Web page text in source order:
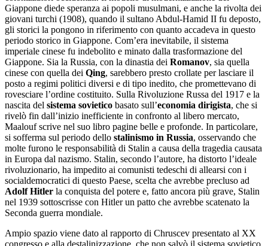
Giappone diede speranza ai popoli musulmani, e anche la rivolta dei
giovani turchi (1908), quando il sultano Abdul-Hamid II fu deposto,
gli storici la pongono in riferimento con quanto accadeva in questo
periodo storico in Giappone. Com’era inevitabile, il sistema
imperiale cinese fu indebolito e minato dalla trasformazione del
Giappone. Sia la Russia, con la dinastia dei Romanov, sia quella
cinese con quella dei Qing, sarebbero presto crollate per lasciare il
posto a regimi politici diversi e di tipo inedito, che promettevano di
rovesciare l’ordine costituito. Sulla Rivoluzione Russa del 1917 e la
nascita del sistema sovietico basato sull’economia dirigista, che si
rivelò fin dall’inizio inefficiente in confronto al libero mercato,
Maalouf scrive nel suo libro pagine belle e profonde. In particolare,
si sofferma sul periodo dello stalinismo in Russia, osservando che
molte furono le responsabilità di Stalin a causa della tragedia causata
in Europa dal nazismo. Stalin, secondo l’autore, ha distorto l’ideale
rivoluzionario, ha impedito ai comunisti tedeschi di allearsi con i
socialdemocratici di questo Paese, scelta che avrebbe precluso ad
Adolf Hitler la conquista del potere e, fatto ancora più grave, Stalin
nel 1939 sottoscrisse con Hitler un patto che avrebbe scatenato la
Seconda guerra mondiale.
Ampio spazio viene dato al rapporto di Chruscev presentato al XX
congresso e alla destalinizzazione, che non salvò il sistema sovietico